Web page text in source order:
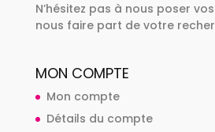
N’hésitez pas à nous poser
nous faire part de votre
MON COMPTE
Mon compte
Détails du compte